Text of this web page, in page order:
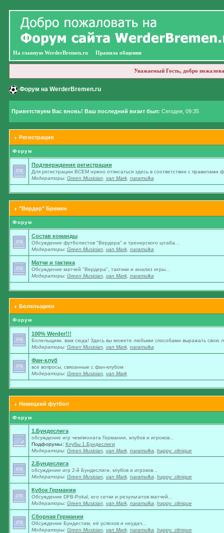
На главную WerderBremen.ru Правила общения
Уважаемый Гость, добро
Форум на WerderBremen.ru
Приветствуем Вас вновь! Ваш последний визит был: Сегодня, 09:35
Регистрация
Форум
Подтверждение регистрации
Для регистрации ВСЕМ нужно отписаться здесь в соответствии с правилами
Модераторы: Green Musician van Mark, naramulka
"Вердер" Бремен
Форум
Состав команды
Обсуждение футболистов "Вердера" и тренерского штаба...
Модераторы: Green Musician van Mark, naramulka
Матчи и тактика
Обсуждение матчей "Вердера", тактики и анализ игры...
Модераторы: Green Musician van Mark, naramulka
Болельщики
Форум
100% Werder!!!
Болельщики, вам сюда! Здесь вы можете любыми способами выражать свою
Модераторы: Green Musician van Mark, naramulka
Фан-клуб
все вопросы, связанные с фан-клубом
Модераторы: Green Musician van Mark
Немецкий футбол
Форум
1.Бундеслига
обсуждение игр чемпионата Германии, клубов и игроков...
Подфорумы: Клубы 1.Бундеслиги
Модераторы: Green Musician van Mark, naramulka happy_clinique
2.Бундеслига
обсуждение игр 2-й Бундеслиги, клубов и игроков...
Модераторы: Green Musician van Mark, naramulka happy_clinique
Кубок Германии
Обсуждение DFB-Pokal, его сетки и результатов матчей...
Модераторы: Green Musician van Mark, naramulka happy_clinique
Сборная Германии
Обсуждение Бундестим, её успехов и неудач...
Модераторы: Green Musician van Mark, naramulka happy_clinique